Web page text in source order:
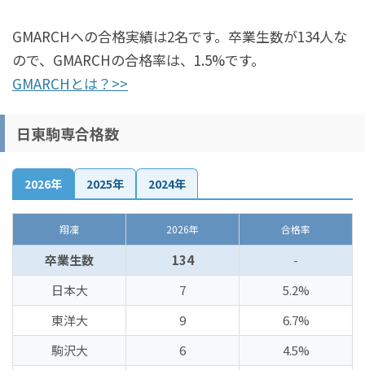
GMARCHへの合格実績は2名です。卒業生数が134人な
ので、GMARCHの合格率は、1.5%です。
GMARCHとは？>>
日東駒専合格数
2026年 2025年 2024年
翔凜 2026年 合格率
卒業生数 134
-
日本大
7
5.2%
東洋大
9
6.7%
駒沢大
6
4.5%